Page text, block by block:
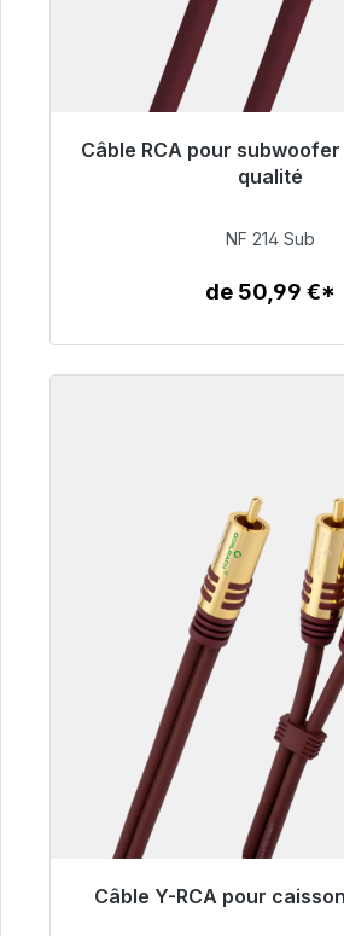
Câble RCA pour
qualité
Prêt à être expédié, délai de
94,00 €
NF 214 Sub
de 50,99 €*
Câble Y-RCA pour